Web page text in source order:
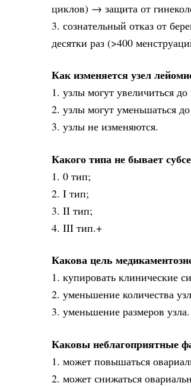
циклов) → защита от
3. сознательный отказ от
десятки раз (>400
Как изменяется узел
1. узлы могут увеличиться
2. узлы могут уменьшаться
3. узлы не изменяются.
Какого типа не бывает
1. 0 тип;
2. I тип;
3. II тип;
4. III тип.+
Какова цель
1. купировать клинические
2. уменьшение количества
3. уменьшение размеров узла.
Каковы неблагоприятные
1. может повышаться
2. может снижаться